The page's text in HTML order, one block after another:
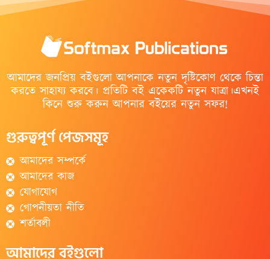
আমাদের জনপ্রিয় বইগুলো আপনাকে নতুন দৃষ্টিকোণ থেকে চিন্তা
করতে সাহায্য করবে। প্রতিটি বই একেকটি নতুন যাত্রা।এখনই
কিনে শুরু করুন আপনার বইয়ের নতুন সফর!
গুরুত্বপূর্ণ পেজসমূহ
আমাদের সম্পর্কে
আমাদের কাজ
যোগাযোগ
গোপনীয়তা নীতি
শর্তাবলী
আমাদের বইগুলো